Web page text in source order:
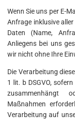
Wenn Sie uns per E-
Anfrage inklusive
Daten (Name,
Anliegens bei uns
wir nicht ohne Ihre
Die Verarbeitung
1 lit. b DSGVO,
zusammenhängt
Maßnahmen
Verarbeitung auf